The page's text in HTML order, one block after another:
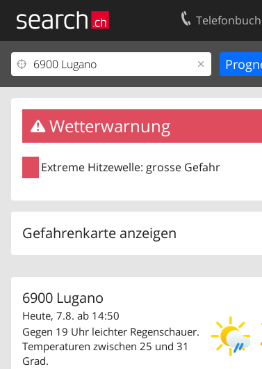
Telefonbuch
Wetterwarnung
Extreme Hitzewelle: grosse Gefahr
Gefahrenkarte anzeigen
6900 Lugano
Heute, 7.8. ab 14:50
Gegen 19 Uhr leichter Regenschauer.
Temperaturen zwischen 25 und 31
Grad.
Ihr Eintrag
Kundencenter Geschäftskunden
Impressum